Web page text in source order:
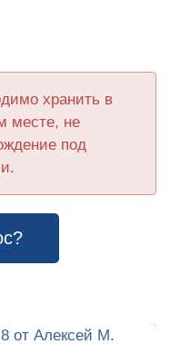
хранить в
месте, не
под